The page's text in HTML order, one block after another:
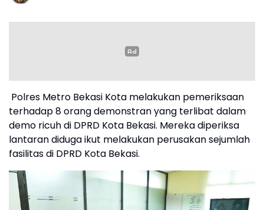
Polres Metro Bekasi Kota melakukan pemeriksaan
terhadap 8 orang demonstran yang terlibat dalam
demo ricuh di DPRD Kota Bekasi. Mereka diperiksa
lantaran diduga ikut melakukan perusakan sejumlah
fasilitas di DPRD Kota Bekasi.